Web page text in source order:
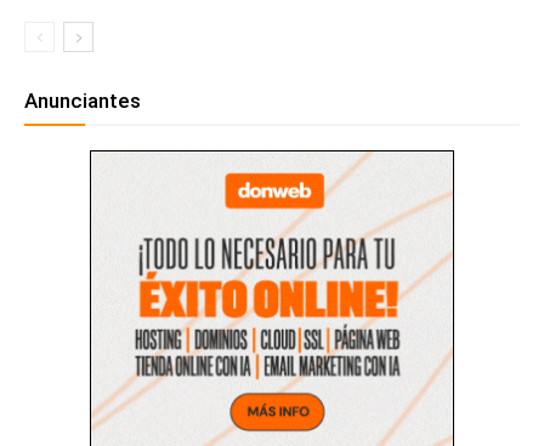
Anunciantes